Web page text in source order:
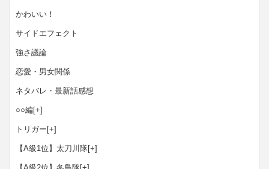
かわいい！
サイドエフェクト
強さ議論
恋愛・男女関係
ネタバレ・最新話感想
○○編[+]
トリガー [+]
【A級1位】太刀川隊[+]